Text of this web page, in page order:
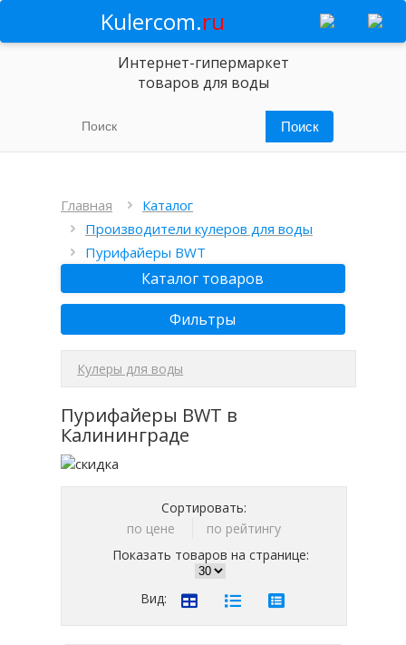
Kulercom.ru
Интернет-гипермаркет
товаров для воды
Главная
Каталог
Производители кулеров для воды
Пурифайеры BWT
Каталог товаров
Фильтры
Кулеры для воды
Пурифайеры BWT в
Калининграде
Сортировать:
по цене
по рейтингу
Показать товаров на странице:
Вид: